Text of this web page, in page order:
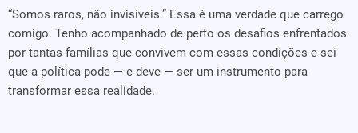
“Somos raros, não invisíveis.” Essa é uma verdade que carrego
comigo. Tenho acompanhado de perto os desafios enfrentados
por tantas famílias que convivem com essas condições e sei
que a política pode — e deve — ser um instrumento para
transformar essa realidade.